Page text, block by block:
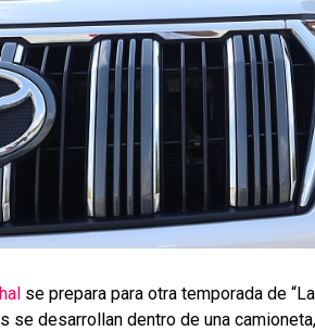
se prepara para otra temporada de
se desarrollan dentro de una